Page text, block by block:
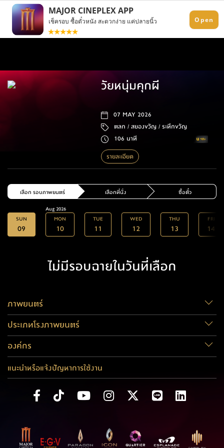
วัยหนุ่มคุกผี
07 MAY 2026
ตลก /สยองขวัญ /ระทึกขวัญ
106 นาที
รายละเอียด
เลือก รอบภาพยนตร์ เลือกที่นั่ง ซื้อตั๋ว
SUN
09
Aug 2026
MON
10
TUE
11
WED
12
THU
13
FRI
14
ไม่มีรอบฉายในวันที่เลือก
ภาพยนตร์
ประเภทโรงภาพยนตร์
องค์กร
แนะนำหรือแจ้งปัญหาการใช้งาน